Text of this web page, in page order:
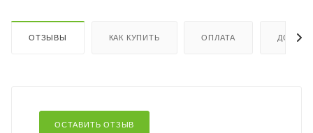
ОТЗЫВЫ КАК КУПИТЬ ОПЛАТА
ОСТАВИТЬ ОТЗЫВ